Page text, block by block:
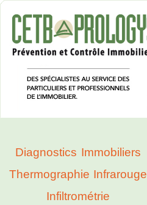
Diagnostics Immobiliers
Thermographie Infrarouge
Infiltrométrie